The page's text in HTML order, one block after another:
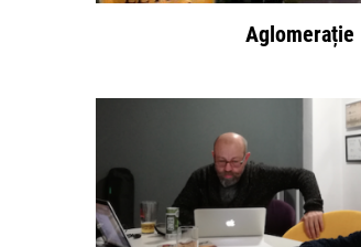
Aglomerație